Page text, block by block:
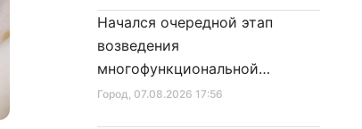
Город, 07.08.2026 17:56
Начался очередной этап
возведения
многофункциональной
площадки центра спорта